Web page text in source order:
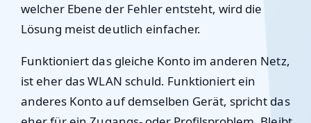
welcher Ebene der Fehler entsteht, wird die
Lösung meist deutlich einfacher.
Funktioniert das gleiche Konto im anderen Netz,
ist eher das WLAN schuld. Funktioniert ein
anderes Konto auf demselben Gerät, spricht das